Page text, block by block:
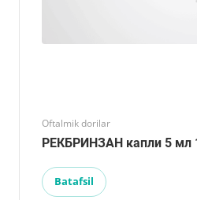
Oftalmik dorilar
РЕКБРИНЗАН капли 5 мл
Batafsil